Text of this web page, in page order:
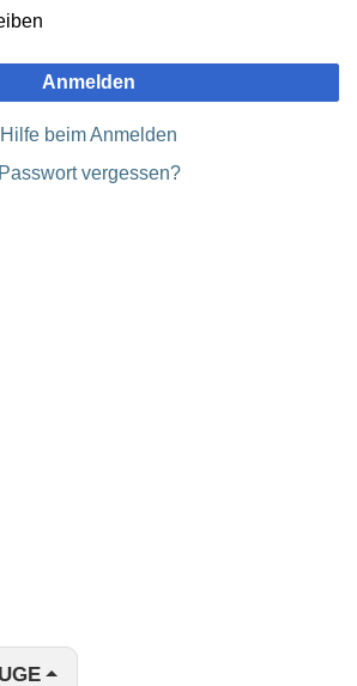
Anmelden
Hilfe beim Anmelden
Passwort vergessen?